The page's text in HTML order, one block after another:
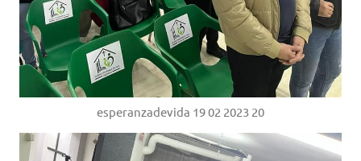
esperanzadevida 19 02 2023 20